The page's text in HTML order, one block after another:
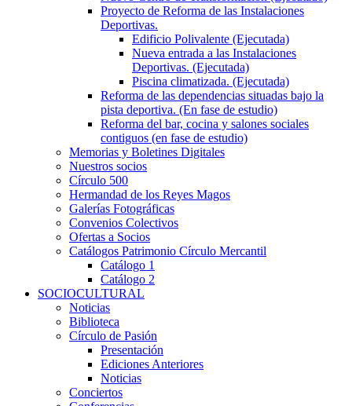
Proyecto de Reforma de las Instalaciones
Deportivas.
Edificio Polivalente (Ejecutada)
Nueva entrada a las Instalaciones
Deportivas. (Ejecutada)
Piscina climatizada. (Ejecutada)
Reforma de las dependencias situadas bajo la
pista deportiva. (En fase de estudio)
Reforma del bar, cocina y salones sociales
contiguos (en fase de estudio)
Memorias y Boletines Digitales
Nuestros socios
Círculo 500
Hermandad de los Reyes Magos
Galerías Fotográficas
Convenios Colectivos
Ofertas a Socios
Catálogos Patrimonio Círculo Mercantil
Catálogo 1
Catálogo 2
SOCIOCULTURAL
Noticias
Biblioteca
Círculo de Pasión
Presentación
Ediciones Anteriores
Noticias
Conciertos